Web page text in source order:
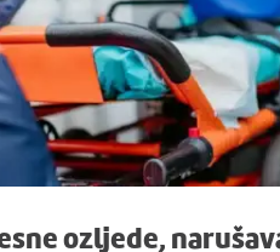
Tjelesne ozljede,
zdravlja ili smrti
ozljede,